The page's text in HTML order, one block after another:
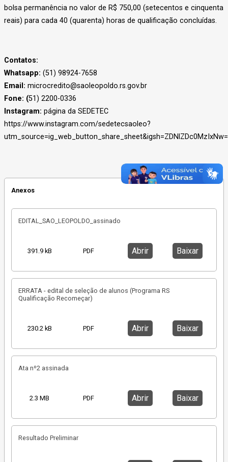
bolsa permanência no valor de R$ 750,00 (setecentos e cinquenta
reais) para cada 40 (quarenta) horas de qualificação concluídas.
Contatos:
Whatsapp: (51) 98924-7658
Email: microcredito@saoleopoldo.rs.gov.br
Fone: (51) 2200-0336
Instagram: página da SEDETEC
https://www.instagram.com/sedetecsaoleo?
Anexos
EDITAL_SAO_LEOPOLDO_assinado
391.9 kB PDF Abrir Baixar
ERRATA - edital de seleção de alunos (Programa RS
Qualificação Recomeçar)
230.2 kB PDF Abrir Baixar
Ata nº2 assinada
2.3 MB PDF Abrir Baixar
Resultado Preliminar